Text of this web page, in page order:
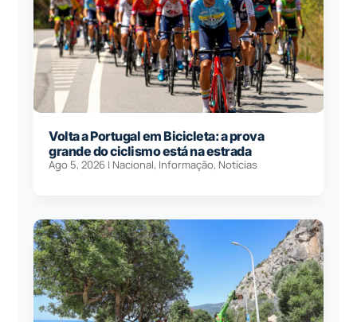
Volta a Portugal em Bicicleta: a prova
grande do ciclismo está na estrada
Ago 5, 2026 | Nacional, Informação, Notícias